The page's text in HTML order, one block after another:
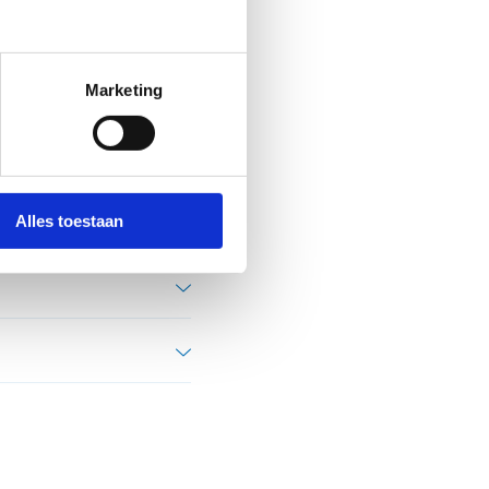
Marketing
Alles toestaan
in de keuze van de
van park,
de jongeren: in het
reservatieformulier,